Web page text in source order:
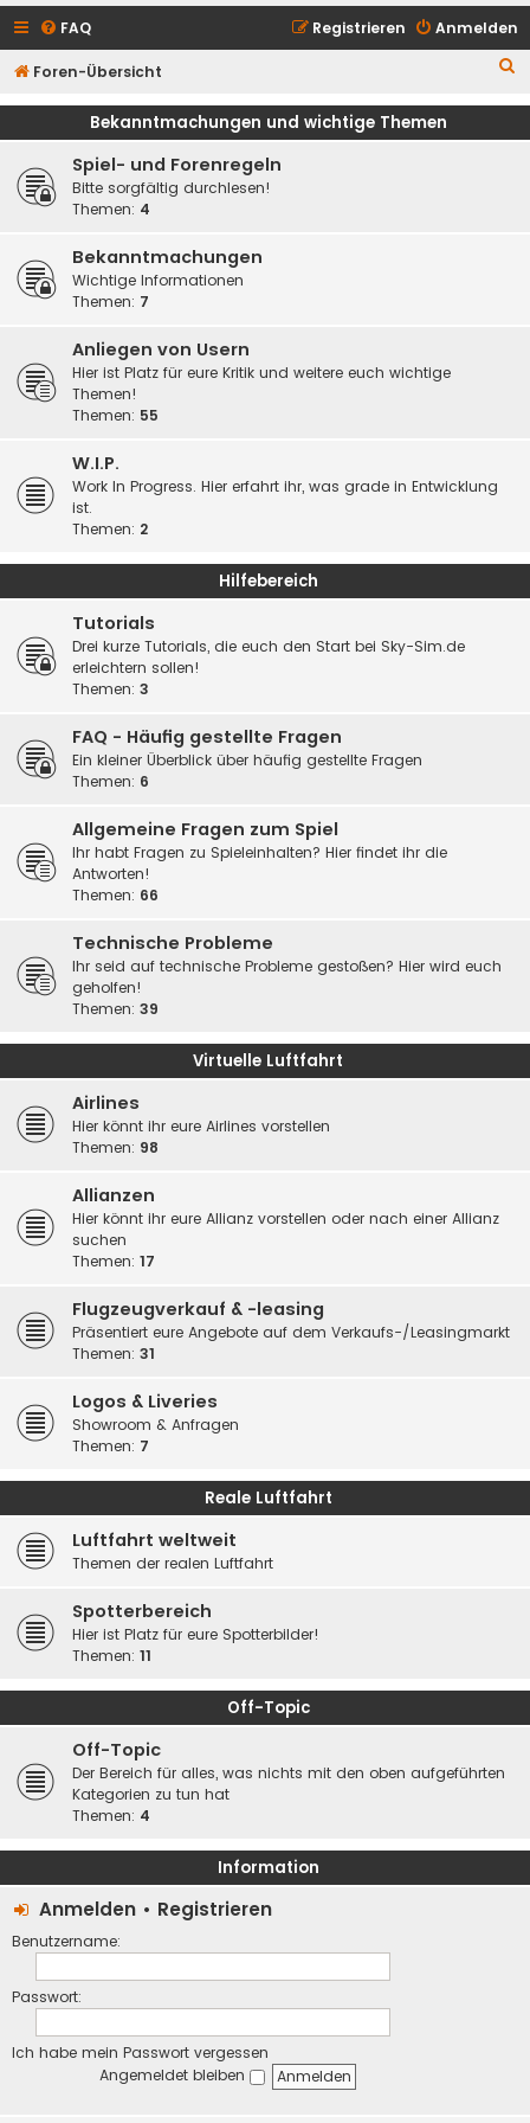
FAQ Anmelden
Registrieren
Foren-Übersicht
u
Bekanntmachungen und wichtige Themen
Spiel- und Forenregeln
Bitte sorgfältig durchlesen!
Themen: 4
Bekanntmachungen
Wichtige Informationen
Themen: 7
Anliegen von Usern
Hier ist Platz für eure Kritik und weitere euch wichtige
Themen!
Themen: 55
W.I.P.
Work In Progress. Hier erfahrt ihr, was grade in Entwicklung
ist.
Themen: 2
Hilfebereich
Tutorials
Drei kurze Tutorials, die euch den Start bei Sky-Sim.de
erleichtern sollen!
Themen: 3
FAQ - Häufig gestellte Fragen
Ein kleiner Überblick über häufig gestellte Fragen
Themen: 6
Allgemeine Fragen zum Spiel
Ihr habt Fragen zu Spieleinhalten? Hier findet ihr die
Antworten!
Themen: 66
Technische Probleme
Ihr seid auf technische Probleme gestoßen? Hier wird euch
geholfen!
Themen: 39
Virtuelle Luftfahrt
Airlines
Hier könnt ihr eure Airlines vorstellen
Themen: 98
Allianzen
Hier könnt ihr eure Allianz vorstellen oder nach einer Allianz
suchen
Themen: 17
Flugzeugverkauf & -leasing
Präsentiert eure Angebote auf dem Verkaufs-/Leasingmarkt
Themen: 31
Logos & Liveries
Showroom & Anfragen
Themen: 7
Reale Luftfahrt
Luftfahrt weltweit
Themen der realen Luftfahrt
Spotterbereich
Hier ist Platz für eure Spotterbilder!
Themen: 11
Off-Topic
Off-Topic
Der Bereich für alles, was nichts mit den oben aufgeführten
Kategorien zu tun hat
Themen: 4
Information
Anmelden • Registrieren
Benutzername:
Passwort:
Ich habe mein Passwort vergessen
Angemeldet bleiben